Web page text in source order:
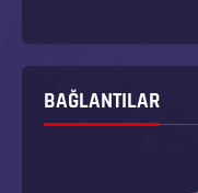
BAĞLANTILAR